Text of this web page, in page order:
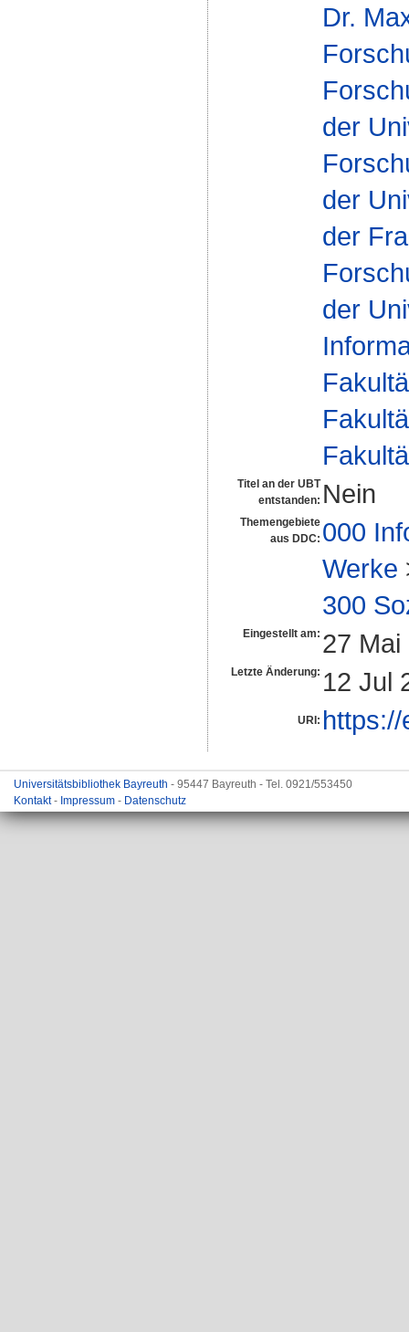
Dr.
der
der
der
der
Titel an der UBT
entstanden: Nein
Themengebiete
aus DDC: 000
Werke
300
Eingestellt am: 27 Mai
Letzte Änderung: 12 Jul
URI:
Universitätsbibliothek Bayreuth - 95447 Bayreuth - Tel. 0921/553450
Kontakt- Impressum - Datenschutz